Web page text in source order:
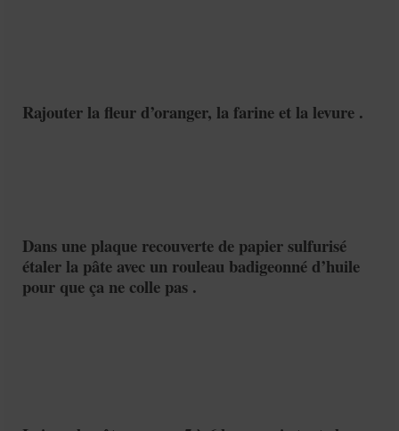
Rajouter la fleur d’oranger, la farine et la levure .
Dans une plaque recouverte de papier sulfurisé
étaler la pâte avec un rouleau badigeonné d’huile
pour que ça ne colle pas .